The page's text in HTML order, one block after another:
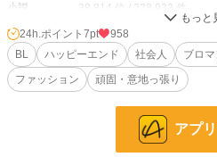
小説 38,814 位 / 228,933 件
BL 10,634 位 / 31,452 件
お気に入り 24
24h.ポイント 7pt
958
BL
ハッピーエンド 社会人 ブロ
ファッション
頑固・意地っ張り
アプ